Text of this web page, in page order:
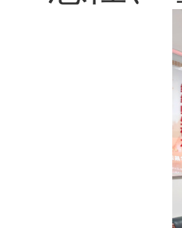
持
堂
想